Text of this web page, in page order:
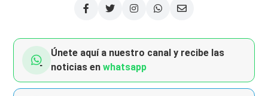
Únete aquí a nuestro canal y recibe las
noticias enwhatsapp